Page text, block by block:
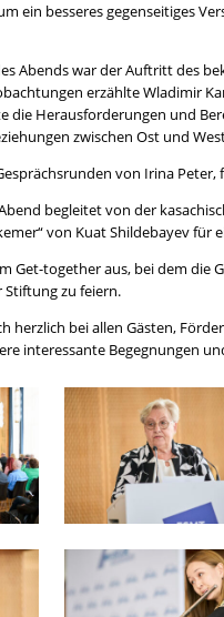
ein besseres gegenseitiges
Abends war der Auftritt des
erzählte Wladimir
die Herausforderungen und
zwischen Ost und
von Irina
begleitet von der
von Kuat Shildebayev für
Get-together aus, bei dem
Stiftung zu feiern.
herzlich bei allen Gästen,
interessante Begegnungen